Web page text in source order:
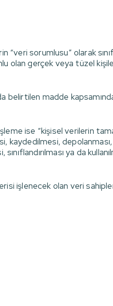
sorumlusu” olarak
olan gerçek veya tüzel
madde kapsamında
ise “kişisel verilerin
kaydedilmesi,
ya da
işlenecek olan veri